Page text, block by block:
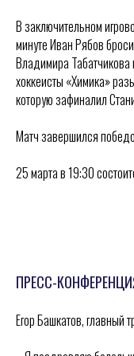
В заключительном
минуте Иван Рябов
Владимира Табатчикова
хоккеисты «Химика»
которую зафиналил
Матч завершился
25 марта в 19:30
ПРЕСС-
Егор Башкатов, главный